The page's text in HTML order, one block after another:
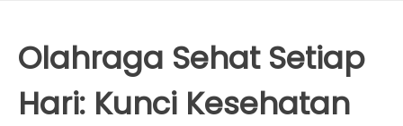
Olahraga Sehat Setiap
Hari: Kunci Kesehatan